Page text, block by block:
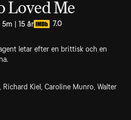
Loved Me
| 15 år 7.0
letar efter en brittisk och en
Richard Kiel, Caroline Munro, Walter